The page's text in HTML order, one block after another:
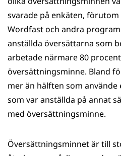
svarade på enkäten, förutom
Wordfast och andra
anställda översättarna som
arbetade närmare 80
översättningsminne. Bland
mer än hälften som använde
som var anställda på annat
med översättningsminne.
Översättningsminnet är till